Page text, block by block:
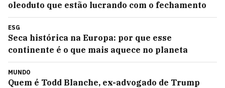
oleoduto que estão lucrando com o fechamento
ESG
Seca histórica na Europa: por que esse
continente é o que mais aquece no planeta
MUNDO
Quem é Todd Blanche, ex-advogado de Trump